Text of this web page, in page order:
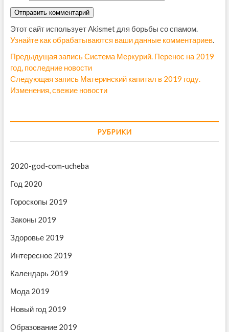
Этот сайт использует Akismet для борьбы со спамом.
Узнайте как обрабатываются ваши данные комментариев.
Н
а
в
г
а
и
я
п
о
з
а
п
и
с
я
Предыдущая записьП
р
е
д
у
з
Система Меркурий. Перенос на 2019
год, последние новости
Следующая запись С
л
у
я
Материнский капитал в 2019 году.
Изменения, свежие новости
РУБРИКИ
2020-god-com-ucheba
Год 2020
Гороскопы 2019
Законы 2019
Здоровье 2019
Интересное 2019
Календарь 2019
Мода 2019
Новый год 2019
Образование 2019